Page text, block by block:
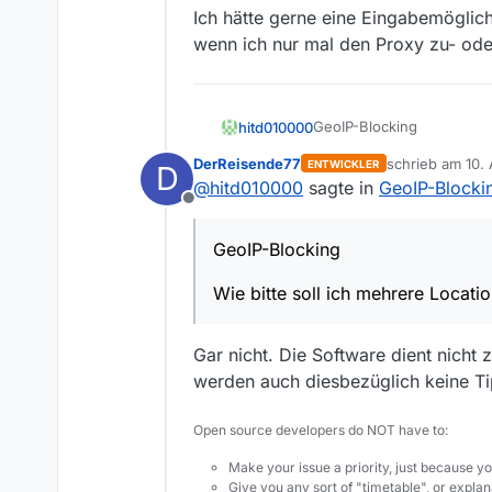
Ich hätte gerne eine
wenn ich nur mal den Proxy zu-
hitd010000GeoIP-Blocking
Wie bitte soll ich mehrere
und in GeoIP2 eine
ich nur mal den Proxy
D
Offline
DerReisende77 ENTWICKLER schrieb am 10.
zuletzt editiert
@hitd010000 sagte in GeoIP-
GeoIP-Blocking
Wie bitte soll ich mehrere
Gar nicht. Die Software dient nicht
werden auch diesbezüglich keine
Open source developers do NOT have to:
Make your issue a priority, just because
Give you any sort of "timetable", or